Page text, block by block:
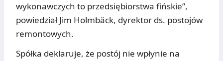
wykonawczych to przedsiębiorstwa fińskie”,
powiedział Jim Holmbäck, dyrektor ds. postojów
remontowych.
Spółka deklaruje, że postój nie wpłynie na